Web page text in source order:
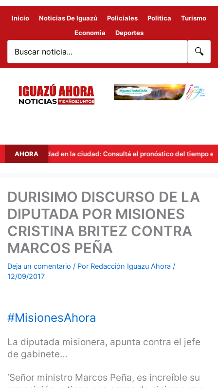
Inicio Noticias De Iguazú Policiales Politica
Turismo
Economia
Deportes
🔍
AHORAen la ciudad: Consultá el pronóstico del tiempo en Iguazú
DURISIMO DISCURSO DE LA
DIPUTADA POR MISIONES
CRISTINA BRITEZ CONTRA
MARCOS PEÑA
Deja un comentario / Por Redacción Iguazu Ahora /
12/09/2017
#MisionesAhora
La diputada misionera, apunta contra el jefe
de gabinete…
‘Señor ministro Marcos Peña, es increíble su